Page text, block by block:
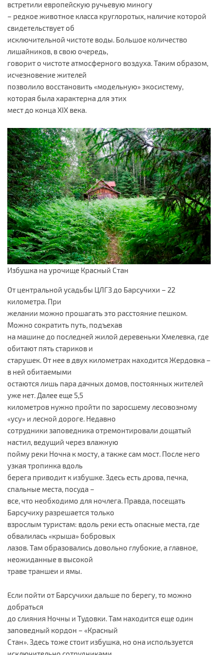
встретили европейскую ручьевую миногу
– редкое животное класса круглоротых, наличие которой
свидетельствует об
исключительной чистоте воды. Большое количество
лишайников, в свою очередь,
говорит о чистоте атмосферного воздуха. Таким образом,
исчезновение жителей
позволило восстановить «модельную» экосистему,
которая была характерна для этих
мест до конца XIX века.
Избушка на урочище Красный Стан
От центральной усадьбы ЦЛГЗ до Барсучихи – 22
километра. При
желании можно прошагать это расстояние пешком.
Можно сократить путь, подъехав
на машине до последней жилой деревеньки Хмелевка, где
обитают пять стариков и
старушек. От нее в двух километрах находится Жердовка –
в ней обитаемыми
остаются лишь пара дачных домов, постоянных жителей
уже нет. Далее еще 5,5
километров нужно пройти по заросшему лесовозному
«усу» и лесной дороге. Недавно
сотрудники заповедника отремонтировали дощатый
настил, ведущий через влажную
пойму реки Ночна к мосту, а также сам мост. После него
узкая тропинка вдоль
берега приводит к избушке. Здесь есть дрова, печка,
спальные места, посуда –
все, что необходимо для ночлега. Правда, посещать
Барсучиху разрешается только
взрослым туристам: вдоль реки есть опасные места, где
обвалилась «крыша» бобровых
лазов. Там образовались довольно глубокие, а главное,
неожиданные в высокой
траве траншеи и ямы.
Если пойти от Барсучихи дальше по берегу, то можно
добраться
до слияния Ночны и Тудовки. Там находится еще один
заповедный кордон – «Красный
Стан». Здесь тоже стоит избушка, но она используется